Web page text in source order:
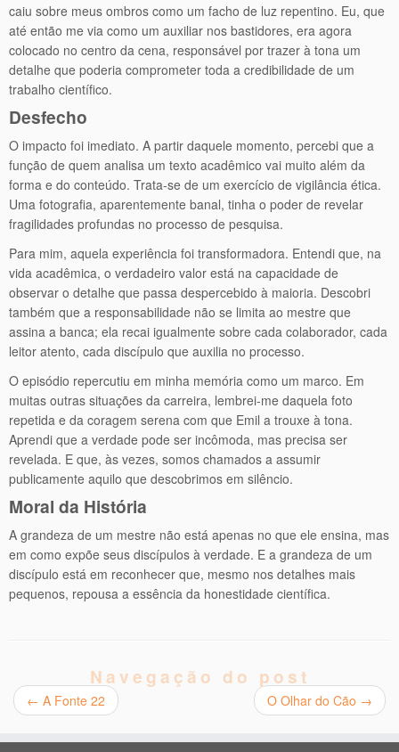
caiu sobre meus ombros como um facho de luz repentino. Eu, que
até então me via como um auxiliar nos bastidores, era agora
colocado no centro da cena, responsável por trazer à tona um
detalhe que poderia comprometer toda a credibilidade de um
trabalho científico.
Desfecho
O impacto foi imediato. A partir daquele momento, percebi que a
função de quem analisa um texto acadêmico vai muito além da
forma e do conteúdo. Trata-se de um exercício de vigilância ética.
Uma fotografia, aparentemente banal, tinha o poder de revelar
fragilidades profundas no processo de pesquisa.
Para mim, aquela experiência foi transformadora. Entendi que, na
vida acadêmica, o verdadeiro valor está na capacidade de
observar o detalhe que passa despercebido à maioria. Descobri
também que a responsabilidade não se limita ao mestre que
assina a banca; ela recai igualmente sobre cada colaborador, cada
leitor atento, cada discípulo que auxilia no processo.
O episódio repercutiu em minha memória como um marco. Em
muitas outras situações da carreira, lembrei-me daquela foto
repetida e da coragem serena com que Emil a trouxe à tona.
Aprendi que a verdade pode ser incômoda, mas precisa ser
revelada. E que, às vezes, somos chamados a assumir
publicamente aquilo que descobrimos em silêncio.
Moral da História
A grandeza de um mestre não está apenas no que ele ensina, mas
em como expõe seus discípulos à verdade. E a grandeza de um
discípulo está em reconhecer que, mesmo nos detalhes mais
pequenos, repousa a essência da honestidade científica.
Navegação do post
← A Fonte 22 O Olhar do Cão →